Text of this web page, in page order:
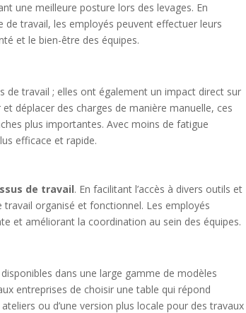
une meilleure posture lors des levages. En
travail, les employés peuvent effectuer leurs
et le bien-être des équipes.
de travail ; elles ont également un impact direct sur
déplacer des charges de manière manuelle, ces
plus importantes. Avec moins de fatigue
efficace et rapide.
de travail. En facilitant l’accès à divers outils et
organisé et fonctionnel. Les employés
et améliorant la coordination au sein des équipes.
dans une large gamme de modèles
entreprises de choisir une table qui répond
ou d’une version plus locale pour des travaux